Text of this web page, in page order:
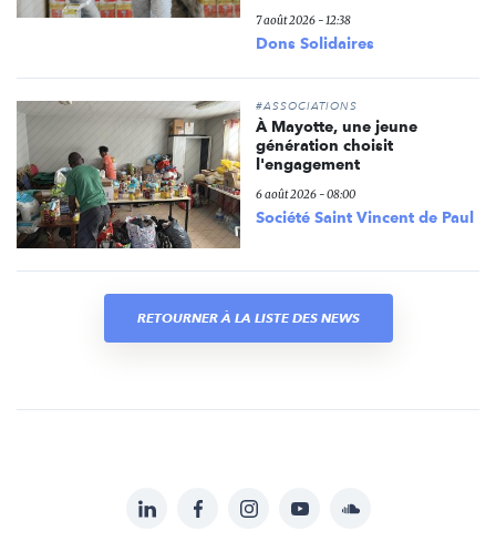
7 août 2026 - 12:38
Dons Solidaires
#ASSOCIATIONS
À Mayotte, une jeune
génération choisit
l'engagement
6 août 2026 - 08:00
Société Saint Vincent de Paul
RETOURNER À LA LISTE DES NEWS
LinkedInFacebookInstagramYouTubeSoundcloud